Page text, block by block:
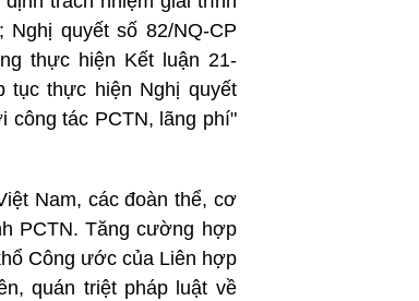
quyết số 82/NQ-CP
thực hiện Kết luận 21-
tục thực hiện Nghị quyết
công tác PCTN, lãng phí"
Nam, các đoàn thể, cơ
PCTN. Tăng cường hợp
Công ước của Liên hợp
quán triệt pháp luật về